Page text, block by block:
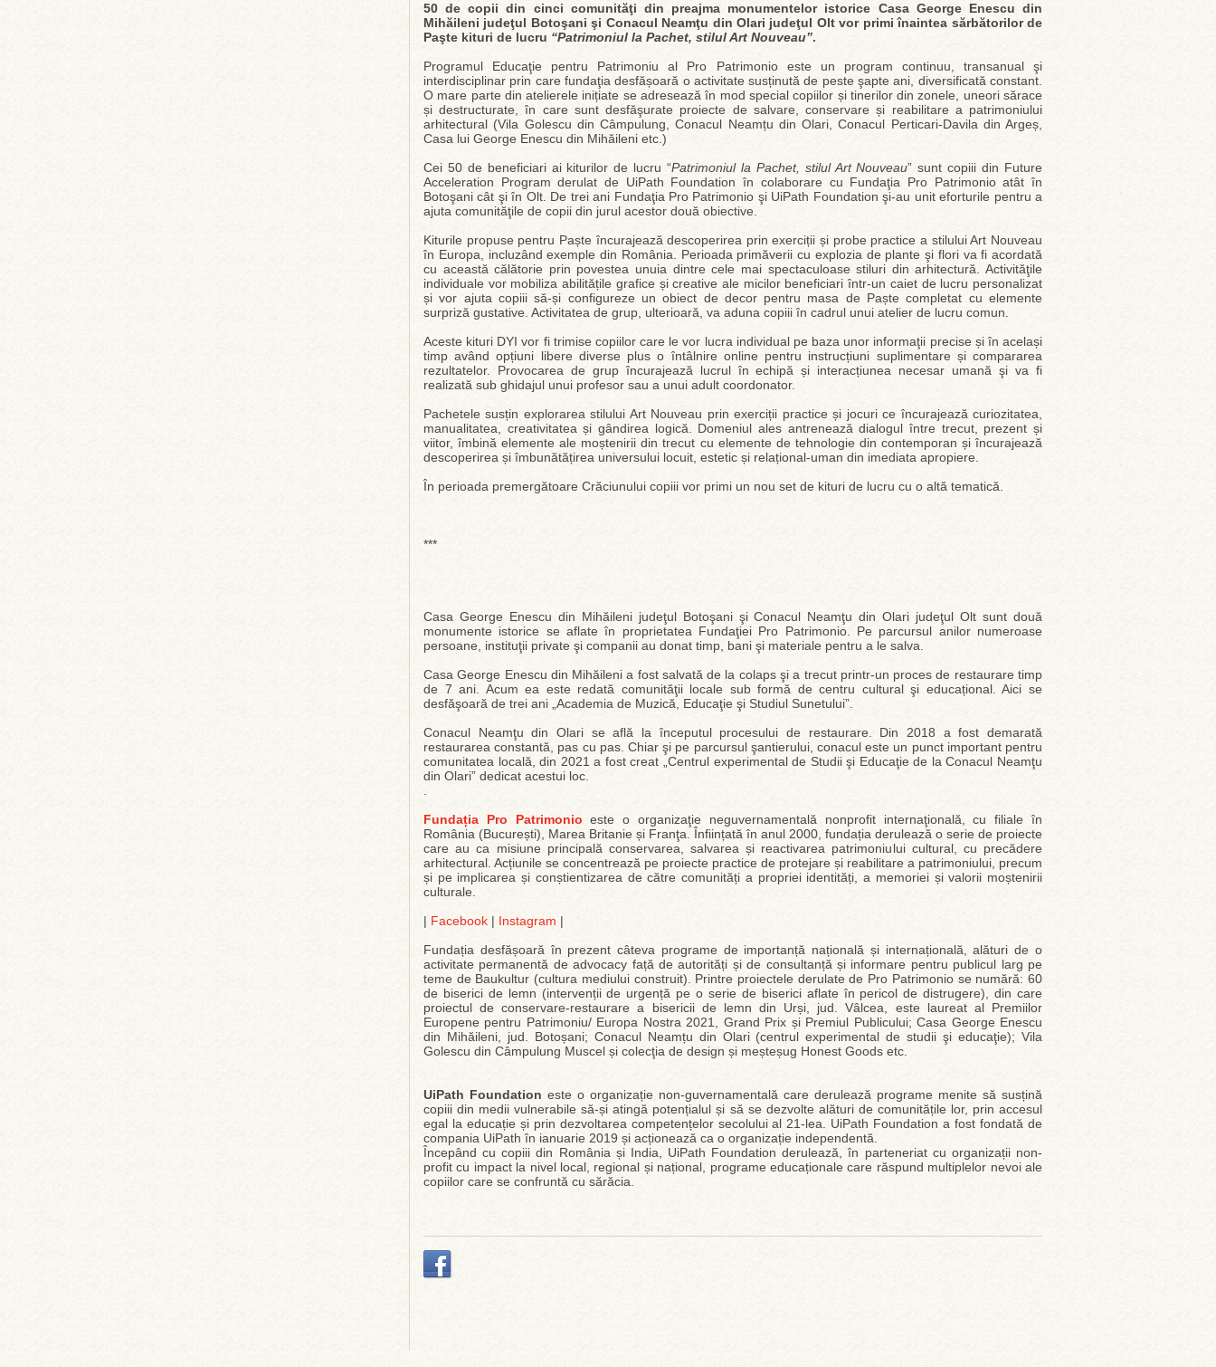
50 de copii din cinci comunităţi din preajma monumentelor istorice Casa George Enescu din
Mihăileni judeţul Botoşani şi Conacul Neamţu din Olari judeţul Olt vor primi înaintea sărbătorilor de
Paşte kituri de lucru “Patrimoniul la Pachet, stilul Art Nouveau”.
Programul Educaţie pentru Patrimoniu al Pro Patrimonio este un program continuu, transanual şi
interdisciplinar prin care fundaţia desfășoară o activitate susținută de peste şapte ani, diversificată constant.
O mare parte din atelierele inițiate se adresează în mod special copiilor și tinerilor din zonele, uneori sărace
și destructurate, în care sunt desfăşurate proiecte de salvare, conservare și reabilitare a patrimoniului
arhitectural (Vila Golescu din Câmpulung, Conacul Neamțu din Olari, Conacul Perticari-Davila din Argeș,
Casa lui George Enescu din Mihăileni etc.)
Cei 50 de beneficiari ai kiturilor de lucru “Patrimoniul la Pachet, stilul Art Nouveau” sunt copiii din Future
Acceleration Program derulat de UiPath Foundation în colaborare cu Fundaţia Pro Patrimonio atât în
Botoşani cât şi în Olt. De trei ani Fundaţia Pro Patrimonio şi UiPath Foundation şi-au unit eforturile pentru a
ajuta comunităţile de copii din jurul acestor două obiective.
Kiturile propuse pentru Paște încurajează descoperirea prin exerciții și probe practice a stilului Art Nouveau
în Europa, incluzând exemple din România. Perioada primăverii cu explozia de plante şi flori va fi acordată
cu această călătorie prin povestea unuia dintre cele mai spectaculoase stiluri din arhitectură. Activităţile
individuale vor mobiliza abilitățile grafice și creative ale micilor beneficiari într-un caiet de lucru personalizat
și vor ajuta copiii să-și configureze un obiect de decor pentru masa de Paște completat cu elemente
surpriză gustative. Activitatea de grup, ulterioară, va aduna copiii în cadrul unui atelier de lucru comun.
Aceste kituri DYI vor fi trimise copiilor care le vor lucra individual pe baza unor informaţii precise și în același
timp având opțiuni libere diverse plus o întâlnire online pentru instrucțiuni suplimentare și compararea
rezultatelor. Provocarea de grup încurajează lucrul în echipă și interacțiunea necesar umană şi va fi
realizată sub ghidajul unui profesor sau a unui adult coordonator.
Pachetele susțin explorarea stilului Art Nouveau prin exerciții practice și jocuri ce încurajează curiozitatea,
manualitatea, creativitatea și gândirea logică. Domeniul ales antrenează dialogul între trecut, prezent și
viitor, îmbină elemente ale moștenirii din trecut cu elemente de tehnologie din contemporan și încurajează
descoperirea și îmbunătățirea universului locuit, estetic și relațional-uman din imediata apropiere.
În perioada premergătoare Crăciunului copiii vor primi un nou set de kituri de lucru cu o altă tematică.
***
Casa George Enescu din Mihăileni judeţul Botoşani şi Conacul Neamţu din Olari judeţul Olt sunt două
monumente istorice se aflate în proprietatea Fundaţiei Pro Patrimonio. Pe parcursul anilor numeroase
persoane, instituţii private şi companii au donat timp, bani şi materiale pentru a le salva.
Casa George Enescu din Mihăileni a fost salvată de la colaps şi a trecut printr-un proces de restaurare timp
de 7 ani. Acum ea este redată comunităţii locale sub formă de centru cultural şi educațional. Aici se
desfăşoară de trei ani „Academia de Muzică, Educaţie şi Studiul Sunetului”.
Conacul Neamţu din Olari se află la începutul procesului de restaurare. Din 2018 a fost demarată
restaurarea constantă, pas cu pas. Chiar şi pe parcursul şantierului, conacul este un punct important pentru
comunitatea locală, din 2021 a fost creat „Centrul experimental de Studii şi Educaţie de la Conacul Neamţu
din Olari” dedicat acestui loc.
Fundația Pro Patrimonio este o organizaţie neguvernamentală nonprofit internaţională, cu filiale în
România (București), Marea Britanie și Franţa. Înființată în anul 2000, fundația derulează o serie de proiecte
care au ca misiune principală conservarea, salvarea și reactivarea patrimoniului cultural, cu precădere
arhitectural. Acțiunile se concentrează pe proiecte practice de protejare și reabilitare a patrimoniului, precum
și pe implicarea și conștientizarea de către comunități a propriei identități, a memoriei și valorii moștenirii
culturale.
| Facebook | Instagram |
Fundația desfășoară în prezent câteva programe de importanță națională și internațională, alături de o
activitate permanentă de advocacy față de autorități și de consultanță și informare pentru publicul larg pe
teme de Baukultur (cultura mediului construit). Printre proiectele derulate de Pro Patrimonio se numără: 60
de biserici de lemn (intervenții de urgență pe o serie de biserici aflate în pericol de distrugere), din care
proiectul de conservare-restaurare a bisericii de lemn din Urși, jud. Vâlcea, este laureat al Premiilor
Europene pentru Patrimoniu/ Europa Nostra 2021, Grand Prix și Premiul Publicului; Casa George Enescu
din Mihăileni, jud. Botoșani; Conacul Neamțu din Olari (centrul experimental de studii şi educaţie); Vila
Golescu din Câmpulung Muscel și colecţia de design și meșteșug Honest Goods etc.
UiPath Foundation este o organizație non-guvernamentală care derulează programe menite să susțină
copiii din medii vulnerabile să-și atingă potențialul și să se dezvolte alături de comunitățile lor, prin accesul
egal la educație și prin dezvoltarea competențelor secolului al 21-lea. UiPath Foundation a fost fondată de
compania UiPath în ianuarie 2019 și acționează ca o organizație independentă.
Începând cu copiii din România și India, UiPath Foundation derulează, în parteneriat cu organizații non-
profit cu impact la nivel local, regional și național, programe educaționale care răspund multiplelor nevoi ale
copiilor care se confruntă cu sărăcia.